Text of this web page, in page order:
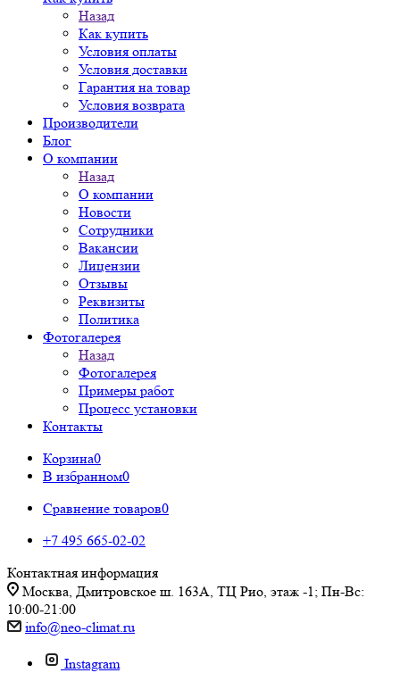
Назад
Как купить
Условия оплаты
Условия доставки
Гарантия на товар
Условия возврата
Производители
Блог
О компании
Назад
О компании
Новости
Сотрудники
Вакансии
Лицензии
Отзывы
Реквизиты
Политика
Фотогалерея
Назад
Фотогалерея
Примеры работ
Процесс установки
Контакты
Корзина0
В избранном0
Сравнение товаров0
+7 495 665-02-02
Контактная информация
Москва, Дмитровское ш. 163А, ТЦ Рио, этаж -1; Пн-Вс:
10:00-21:00
info@neo-climat.ru
Instagram